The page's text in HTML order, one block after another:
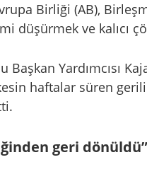
Birliği (AB),
düşürmek ve kalıcı
Başkan Yardımcısı
haftalar süren
geri dönüldü”